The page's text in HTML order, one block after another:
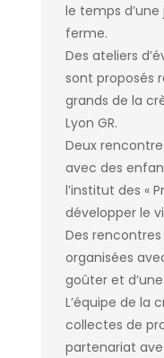
le temps
ferme.
Des ateliers
sont proposés
grands de la
Lyon GR.
Deux
avec des
l’institut des «
développer le
Des
organisées
goûter et
L’équipe de la
collectes de
partenariat